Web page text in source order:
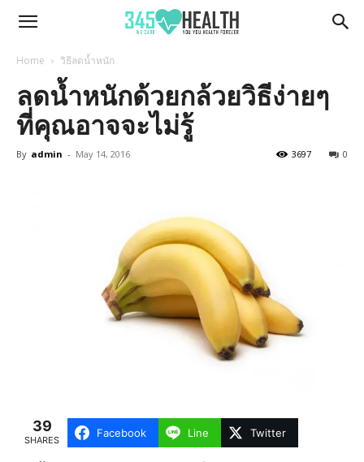
345Health
Home วิธีลดน้ำหนัก
ลดน้ำหนักด้วยกล้วยวิธีง่ายๆ
ที่คุณอาจจะไม่รู้
By admin - May 14, 2016 0
3697
39
SHARES
Facebook Line Twitter